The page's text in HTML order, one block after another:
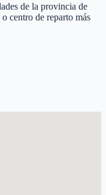
de la provincia de
centro de reparto más